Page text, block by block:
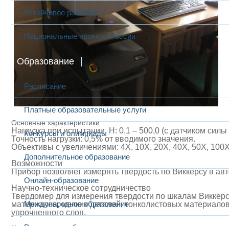
Устойчивое развитие
Национальные проекты России
Образование
Расписание
Платные образовательные услуги
Конкурсы и олимпиады
Дополнительное образование
Онлайн-образование
Международное образование
Основные характеристики
Нагрузка при испытании, Н: 0,1 – 500,0 (с датчиком
Точность нагрузки: 0,5% от вводимого значения.
Объективы с увеличениями: 4Х, 10Х, 20Х, 40Х, 50Х,
Возможности
Прибор позволяет измерять твердость по Виккерсу в
Научно-техническое сотрудничество
Твердомер для измерения твердости по шкалам
материалов, мелких деталей, тонколистовых
упрочненного слоя.